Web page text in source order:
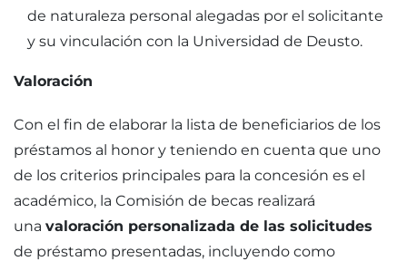
de naturaleza personal alegadas por el solicitante
y su vinculación con la Universidad de Deusto.
Valoración
Con el fin de elaborar la lista de beneficiarios de los
préstamos al honor y teniendo en cuenta que uno
de los criterios principales para la concesión es el
académico, la Comisión de becas realizará
una valoración personalizada de las solicitudes
de préstamo presentadas, incluyendo como